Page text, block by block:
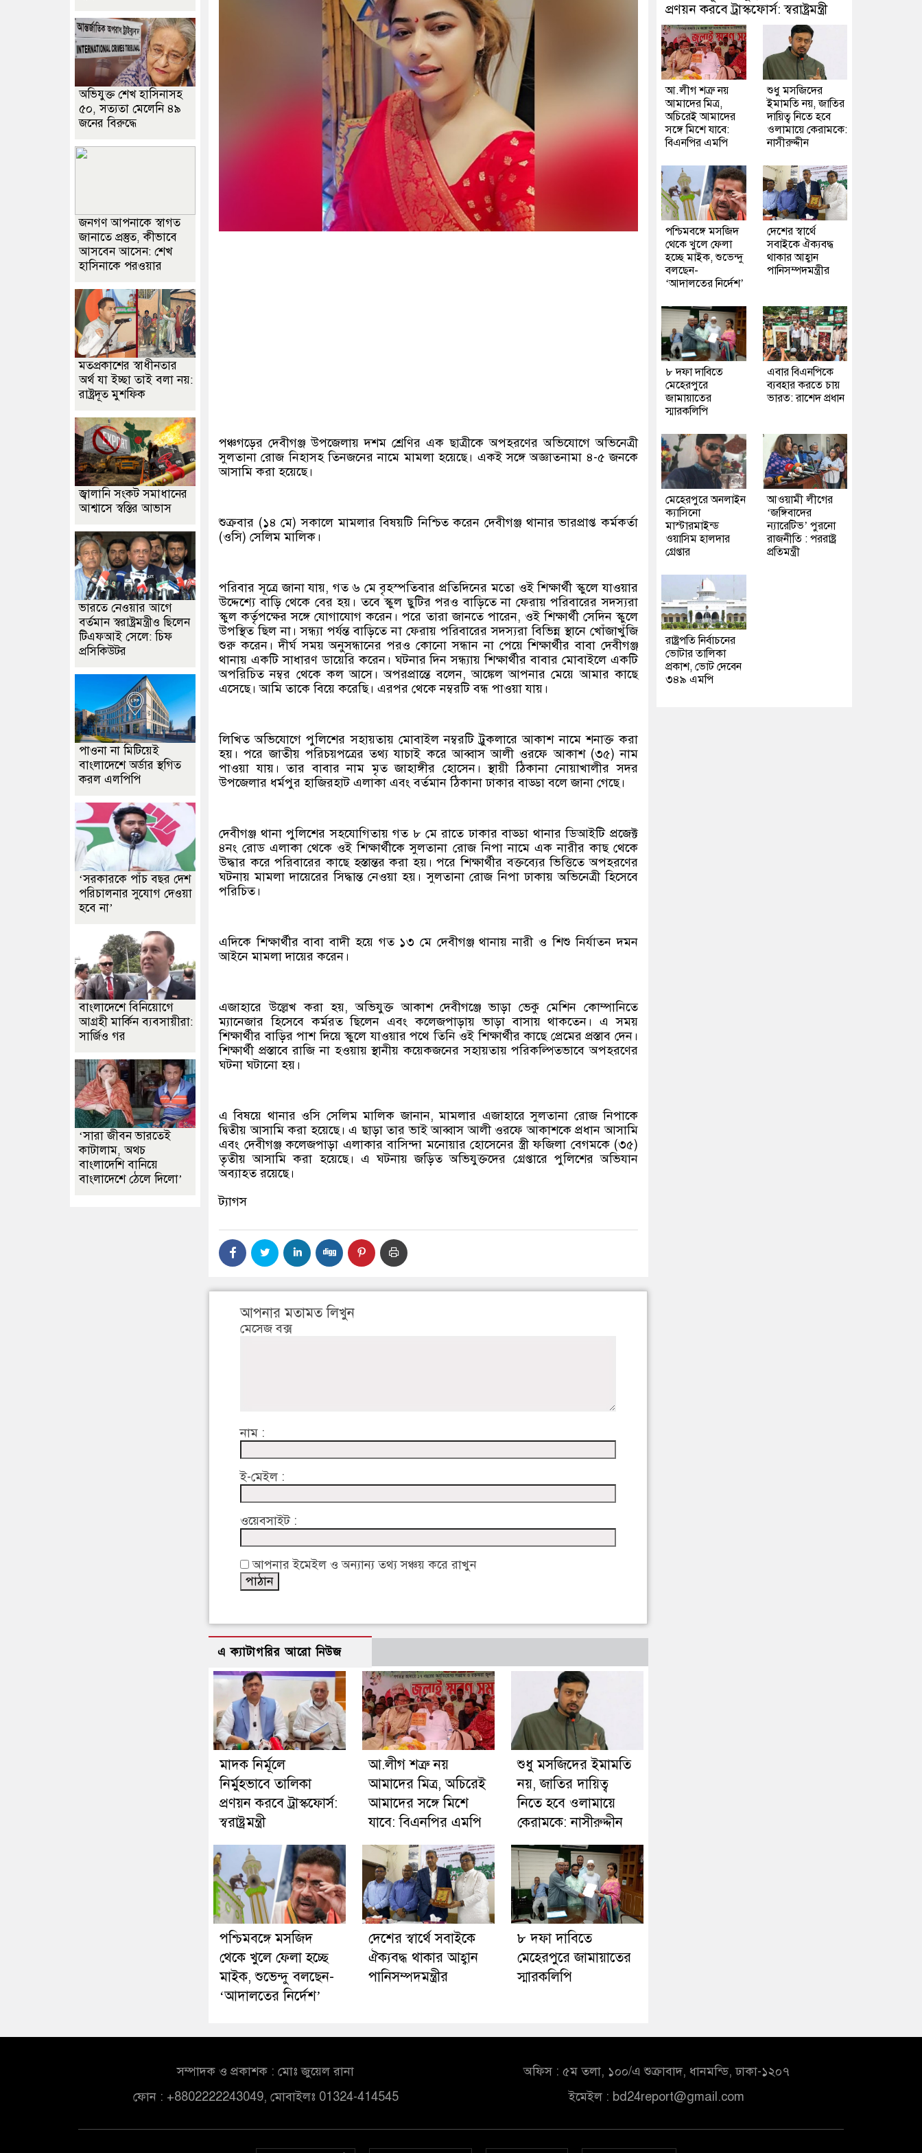
পঞ্চগড়ের দেবীগঞ্জ উপজেলায় দশম শ্রেণির এক ছাত্রীকে অপহরণের অভিযোগে অভিনেত্রী
সুলতানা রোজ নিহাসহ তিনজনের নামে মামলা হয়েছে। একই সঙ্গে অজ্ঞাতনামা ৪-৫ জনকে
আসামি করা হয়েছে।
শুক্রবার (১৪ মে) সকালে মামলার বিষয়টি নিশ্চিত করেন দেবীগঞ্জ থানার ভারপ্রাপ্ত কর্মকর্তা
(ওসি) সেলিম মালিক।
পরিবার সূত্রে জানা যায়, গত ৬ মে বৃহস্পতিবার প্রতিদিনের মতো ওই শিক্ষার্থী স্কুলে যাওয়ার
উদ্দেশ্যে বাড়ি থেকে বের হয়। তবে স্কুল ছুটির পরও বাড়িতে না ফেরায় পরিবারের সদস্যরা
স্কুল কর্তৃপক্ষের সঙ্গে যোগাযোগ করেন। পরে তারা জানতে পারেন, ওই শিক্ষার্থী সেদিন স্কুলে
উপস্থিত ছিল না। সন্ধ্যা পর্যন্ত বাড়িতে না ফেরায় পরিবারের সদস্যরা বিভিন্ন স্থানে খোঁজাখুঁজি
শুরু করেন। দীর্ঘ সময় অনুসন্ধানের পরও কোনো সন্ধান না পেয়ে শিক্ষার্থীর বাবা দেবীগঞ্জ
থানায় একটি সাধারণ ডায়েরি করেন। ঘটনার দিন সন্ধ্যায় শিক্ষার্থীর বাবার মোবাইলে একটি
অপরিচিত নম্বর থেকে কল আসে। অপরপ্রান্তে বলেন, আঙ্কেল আপনার মেয়ে আমার কাছে
এসেছে। আমি তাকে বিয়ে করেছি। এরপর থেকে নম্বরটি বন্ধ পাওয়া যায়।
লিখিত অভিযোগে পুলিশের সহায়তায় মোবাইল নম্বরটি ট্রুকলারে আকাশ নামে শনাক্ত করা
হয়। পরে জাতীয় পরিচয়পত্রের তথ্য যাচাই করে আব্বাস আলী ওরফে আকাশ (৩৫) নাম
পাওয়া যায়। তার বাবার নাম মৃত জাহাঙ্গীর হোসেন। স্থায়ী ঠিকানা নোয়াখালীর সদর
উপজেলার ধর্মপুর হাজিরহাট এলাকা এবং বর্তমান ঠিকানা ঢাকার বাড্ডা বলে জানা গেছে।
দেবীগঞ্জ থানা পুলিশের সহযোগিতায় গত ৮ মে রাতে ঢাকার বাড্ডা থানার ডিআইটি প্রজেক্ট
৪নং রোড এলাকা থেকে ওই শিক্ষার্থীকে সুলতানা রোজ নিপা নামে এক নারীর কাছ থেকে
উদ্ধার করে পরিবারের কাছে হস্তান্তর করা হয়। পরে শিক্ষার্থীর বক্তব্যের ভিত্তিতে অপহরণের
ঘটনায় মামলা দায়েরের সিদ্ধান্ত নেওয়া হয়। সুলতানা রোজ নিপা ঢাকায় অভিনেত্রী হিসেবে
পরিচিত।
এদিকে শিক্ষার্থীর বাবা বাদী হয়ে গত ১৩ মে দেবীগঞ্জ থানায় নারী ও শিশু নির্যাতন দমন
আইনে মামলা দায়ের করেন।
এজাহারে উল্লেখ করা হয়, অভিযুক্ত আকাশ দেবীগঞ্জে ভাড়া ভেকু মেশিন কোম্পানিতে
ম্যানেজার হিসেবে কর্মরত ছিলেন এবং কলেজপাড়ায় ভাড়া বাসায় থাকতেন। এ সময়
শিক্ষার্থীর বাড়ির পাশ দিয়ে স্কুলে যাওয়ার পথে তিনি ওই শিক্ষার্থীর কাছে প্রেমের প্রস্তাব দেন।
শিক্ষার্থী প্রস্তাবে রাজি না হওয়ায় স্থানীয় কয়েকজনের সহায়তায় পরিকল্পিতভাবে অপহরণের
ঘটনা ঘটানো হয়।
এ বিষয়ে থানার ওসি সেলিম মালিক জানান, মামলার এজাহারে সুলতানা রোজ নিপাকে
দ্বিতীয় আসামি করা হয়েছে। এ ছাড়া তার ভাই আব্বাস আলী ওরফে আকাশকে প্রধান আসামি
এবং দেবীগঞ্জ কলেজপাড়া এলাকার বাসিন্দা মনোয়ার হোসেনের স্ত্রী ফজিলা বেগমকে (৩৫)
তৃতীয় আসামি করা হয়েছে। এ ঘটনায় জড়িত অভিযুক্তদের গ্রেপ্তারে পুলিশের অভিযান
অব্যাহত রয়েছে।
ট্যাগস
আপনার মতামত লিখুন
মেসেজ বক্স
নাম :
ই-মেইল :
ওয়েবসাইট :
আপনার ইমেইল ও অন্যান্য তথ্য সঞ্চয় করে রাখুন
এ ক্যাটাগরির আরো নিউজ
মাদক নির্মূলে
নির্মুহভাবে তালিকা
প্রণয়ন করবে ট্রাস্কফোর্স:
স্বরাষ্ট্রমন্ত্রী
আ.লীগ শত্রু নয়
আমাদের মিত্র, অচিরেই
আমাদের সঙ্গে মিশে
যাবে: বিএনপির এমপি
শুধু মসজিদের ইমামতি
নয়, জাতির দায়িত্ব
নিতে হবে ওলামায়ে
কেরামকে: নাসীরুদ্দীন
পশ্চিমবঙ্গে মসজিদ
থেকে খুলে ফেলা হচ্ছে
মাইক, শুভেন্দু বলছেন-
‘আদালতের নির্দেশ’
দেশের স্বার্থে সবাইকে
ঐক্যবদ্ধ থাকার আহ্বান
পানিসম্পদমন্ত্রীর
৮ দফা দাবিতে
মেহেরপুরে জামায়াতের
স্মারকলিপি
অভিযুক্ত শেখ হাসিনাসহ
৫০, সত্যতা মেলেনি ৪৯
জনের বিরুদ্ধে
জনগণ আপনাকে স্বাগত
জানাতে প্রস্তুত, কীভাবে
আসবেন আসেন: শেখ
হাসিনাকে পরওয়ার
মতপ্রকাশের স্বাধীনতার
অর্থ যা ইচ্ছা তাই বলা নয়:
রাষ্ট্রদূত মুশফিক
জ্বালানি সংকট সমাধানের
আশ্বাসে স্বস্তির আভাস
ভারতে নেওয়ার আগে
বর্তমান স্বরাষ্ট্রমন্ত্রীও ছিলেন
টিএফআই সেলে: চিফ
প্রসিকিউটর
পাওনা না মিটিয়েই
বাংলাদেশে অর্ডার স্থগিত
করল এলপিপি
‘সরকারকে পাঁচ বছর দেশ
পরিচালনার সুযোগ দেওয়া
হবে না’
বাংলাদেশে বিনিয়োগে
আগ্রহী মার্কিন ব্যবসায়ীরা:
সার্জিও গর
‘সারা জীবন ভারতেই
কাটালাম, অথচ
বাংলাদেশি বানিয়ে
বাংলাদেশে ঠেলে দিলো’
প্রণয়ন করবে ট্রাস্কফোর্স: স্বরাষ্ট্রমন্ত্রী
আ.লীগ শত্রু নয়
আমাদের মিত্র,
অচিরেই আমাদের
সঙ্গে মিশে যাবে:
বিএনপির এমপি
শুধু মসজিদের
ইমামতি নয়, জাতির
দায়িত্ব নিতে হবে
ওলামায়ে কেরামকে:
নাসীরুদ্দীন
পশ্চিমবঙ্গে মসজিদ
থেকে খুলে ফেলা
হচ্ছে মাইক, শুভেন্দু
বলছেন-
‘আদালতের নির্দেশ’
দেশের স্বার্থে
সবাইকে ঐক্যবদ্ধ
থাকার আহ্বান
পানিসম্পদমন্ত্রীর
৮ দফা দাবিতে
মেহেরপুরে
জামায়াতের
স্মারকলিপি
এবার বিএনপিকে
ব্যবহার করতে চায়
ভারত: রাশেদ প্রধান
মেহেরপুরে অনলাইন
ক্যাসিনো
মাস্টারমাইন্ড
ওয়াসিম হালদার
গ্রেপ্তার
আওয়ামী লীগের
‘জঙ্গিবাদের
ন্যারেটিভ’ পুরনো
রাজনীতি : পররাষ্ট্র
প্রতিমন্ত্রী
রাষ্ট্রপতি নির্বাচনের
ভোটার তালিকা
প্রকাশ, ভোট দেবেন
৩৪৯ এমপি
সম্পাদক ও প্রকাশক : মোঃ জুয়েল রানা
ফোন : +8802222243049, মোবাইলঃ 01324-414545
অফিস : ৫ম তলা, ১০০/এ শুক্রাবাদ, ধানমন্ডি, ঢাকা-১২০৭
ইমেইল : bd24report@gmail.com